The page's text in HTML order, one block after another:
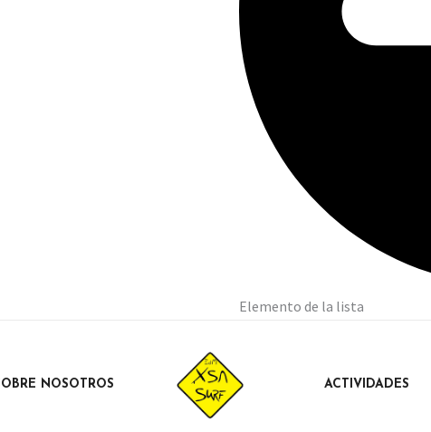
Elemento de la lista
NOSOTROS ACTIVIDADES